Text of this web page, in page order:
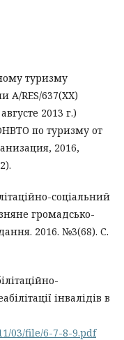
туризму
RES/637(XX)
2013 г.)
по туризму от
2016,
соціальний
громадсько-
2016. №3(68). С.
інвалідів в
03/file/6-7-8-9.pdf